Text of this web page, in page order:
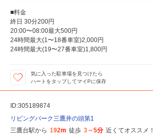
■料金
終日 30分200円
20:00〜08:00最大500円
24時間最大(1〜18番車室)2,000円
24時間最大(19〜27番車室)1,800円
気に入った駐車場を見つけたら
ハートをタップしてマイPに保存
ID:305189874
リビングパーク三鷹井の頭第1
三鷹台駅から 192m 徒歩 3～5分 近くてオススメ！